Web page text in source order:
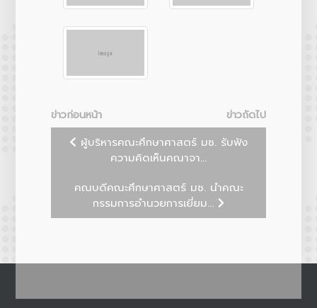
ข่าวก่อนหน้า
ข่าวถัดไป
ผู้บริหารคณะศึกษาศาสตร์ มช. รับฟัง
ความคิดเห็นคณาจา...
คณบดีคณะศึกษาศาสตร์ มช. นำคณะ
กรรมการอำนวยการเยี่ยม...